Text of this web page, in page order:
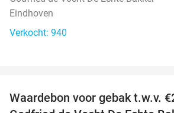
Eindhoven
Verkocht: 940
Waardebon voor gebak t.w.v.